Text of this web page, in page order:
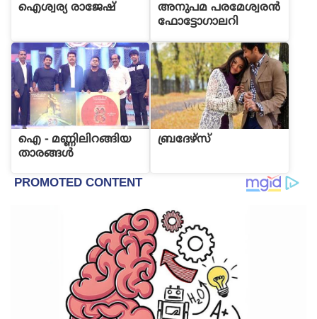
ഐശ്വര്യ രാജേഷ്
അനുപമ പരമേശ്വരന്‍
ഫോട്ടോഗാലറി
ഐ - മണ്ണിലിറങ്ങിയ
താരങ്ങള്‍
ബ്രദേഴ്സ്